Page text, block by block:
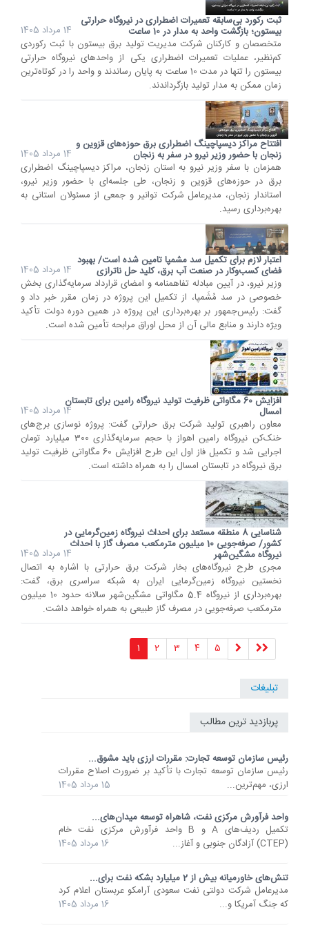
ثبت رکورد بی‌سابقه تعمیرات اضطراری در نیروگاه حرارتی
بیستون؛ بازگشت واحد به مدار در 10 ساعت
14 مرداد 1405
متخصصان و کارکنان شرکت مدیریت تولید برق بیستون با ثبت رکوردی
کم‌نظیر، عملیات تعمیرات اضطراری یکی از واحدهای نیروگاه حرارتی
بیستون را تنها در مدت 10 ساعت به پایان رساندند و واحد را در کوتاه‌ترین
زمان ممکن به مدار تولید بازگرداندند.
افتتاح مراکز دیسپاچینگ اضطراری برق حوزه‌های قزوین و
زنجان با حضور وزیر نیرو در سفر به زنجان
14 مرداد 1405
همزمان با سفر وزیر نیرو به استان زنجان، مراکز دیسپاچینگ اضطراری
برق در حوزه‌های قزوین و زنجان، طی جلسه‌ای با حضور وزیر نیرو،
استاندار زنجان، مدیرعامل شرکت توانیر و جمعی از مسئولان استانی به
بهره‌برداری رسید.
اعتبار لازم برای تکمیل سد مشمپا تامین شده است/ بهبود
فضای کسب‌وکار در صنعت آب برق، کلید حل ناترازی
14 مرداد 1405
وزیر نیرو، در آیین مبادله تفاهمنامه و امضای قرارداد سرمایه‌گذاری بخش
خصوصی در سد مُشَمپا، از تکمیل این پروژه در زمان مقرر خبر داد و
گفت: رئیس‌جمهور بر بهره‌برداری این پروژه در همین دوره دولت تأکید
ویژه دارند و منابع مالی آن از محل اوراق مرابحه تأمین شده است.
افزایش 60 مگاواتی ظرفیت تولید نیروگاه رامین برای تابستان
امسال
14 مرداد 1405
معاون راهبری تولید شرکت برق حرارتی گفت: پروژه نوسازی برج‌های
خنک‌کن نیروگاه رامین اهواز با حجم سرمایه‌گذاری 300 میلیارد تومان
اجرایی شد و تکمیل فاز اول این طرح افزایش 60 مگاواتی ظرفیت تولید
برق نیروگاه در تابستان امسال را به همراه داشته است.
شناسایی 8 منطقه مستعد برای احداث نیروگاه زمین‌گرمایی در
کشور/ صرفه‌جویی 10 میلیون مترمکعب مصرف گاز با احداث
نیروگاه مشگین‌شهر
14 مرداد 1405
مجری طرح نیروگاه‌های بخار شرکت برق حرارتی با اشاره به اتصال
نخستین نیروگاه زمین‌گرمایی ایران به شبکه سراسری برق، گفت:
بهره‌برداری از نیروگاه 5.4 مگاواتی مشگین‌شهر سالانه حدود 10 میلیون
مترمکعب صرفه‌جویی در مصرف گاز طبیعی به همراه خواهد داشت.
1 2 3 4 5
تبلیغات
پربازدید ترین مطالب
رئیس سازمان توسعه تجارت: مقررات ارزی باید مشوق...
رئیس سازمان توسعه تجارت با تأکید بر ضرورت اصلاح مقررات
ارزی، مهم‌ترین...
15 مرداد 1405
واحد فرآورش مرکزی نفت، شاهراه توسعه میدان‌های...
تکمیل ردیف‌های A و B واحد فرآورش مرکزی نفت خام
(CTEP) آزادگان جنوبی و آغاز...
16 مرداد 1405
تنش‌های خاورمیانه بیش از 2 میلیارد بشکه نفت برای...
مدیرعامل شرکت دولتی نفت سعودی آرامکو عربستان اعلام کرد
که جنگ آمریکا و...
16 مرداد 1405